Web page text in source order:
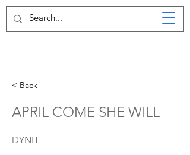
< Back
APRIL COME SHE WILL
DYNIT